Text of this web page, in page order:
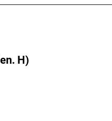
H)